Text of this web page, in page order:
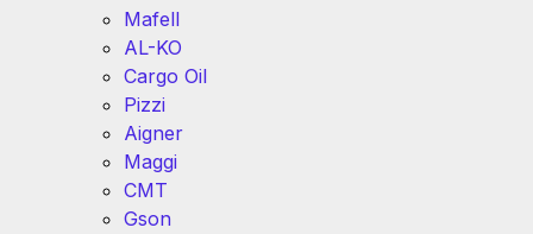
Mafell
AL-KO
Cargo Oil
Pizzi
Aigner
Maggi
CMT
Gson